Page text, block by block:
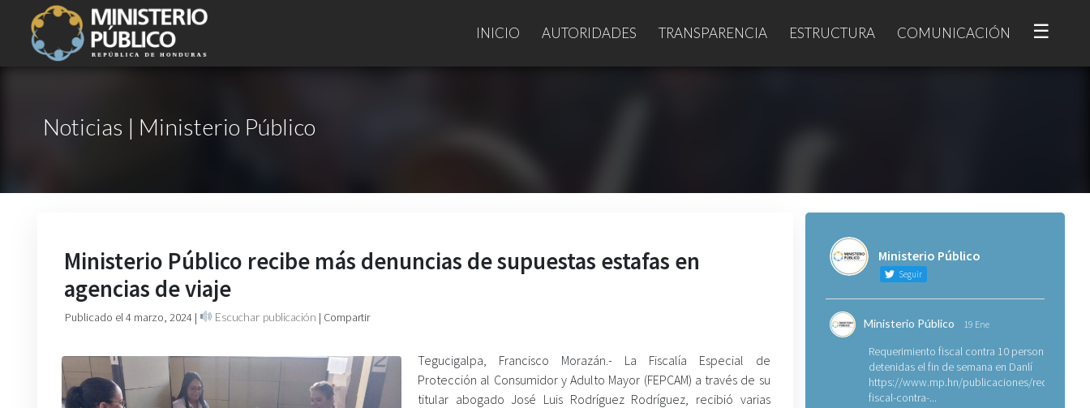
INICIO AUTORIDADES TRANSPARENCIA ESTRUCTURA COMUNICACIÓN ☰
Noticias | Ministerio Público
Ministerio Público recibe más denuncias de supuestas estafas en
agencias de viaje
Publicado el 4 marzo, 2024 | Escuchar publicación | Compartir
Tegucigalpa, Francisco Morazán.- La Fiscalía Especial de
Protección al Consumidor y Adulto Mayor (FEPCAM) a través de su
titular abogado José Luis Rodríguez Rodríguez, recibió varias
Ministerio Público
Seguir
Ministerio Público 19 Ene
Requerimiento fiscal contra 10 personas
detenidas el fin de semana en Danlí
https://www.mp.hn/publicaciones/
fiscal-contra-...